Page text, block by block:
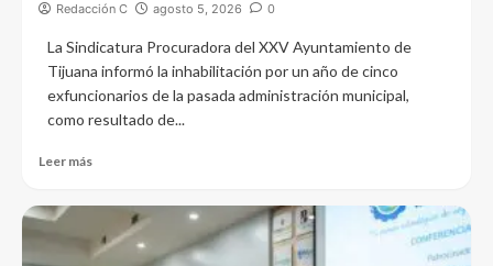
Redacción C agosto 5, 2026 0
La Sindicatura Procuradora del XXV Ayuntamiento de
Tijuana informó la inhabilitación por un año de cinco
exfuncionarios de la pasada administración municipal,
como resultado de...
Leer más